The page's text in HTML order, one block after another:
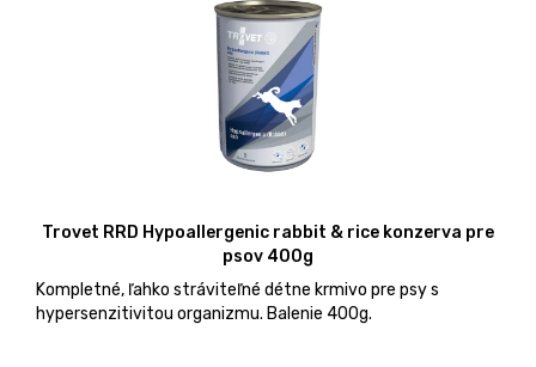
Trovet RRD Hypoallergenic rabbit & rice konzerva pre
psov 400g
Kompletné, ľahko stráviteľné détne krmivo pre psy s
hypersenzitivitou organizmu. Balenie 400g.